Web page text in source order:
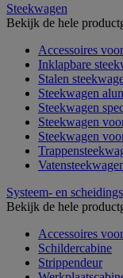
Steekwagen
Bekijk de hele
Accessoires
Inklapbare
Stalen
Steekwagen
Steekwagen
Steekwagen
Steekwagen
Systeem- en
Bekijk de hele
Accessoires
Schildercabine
Strippendeur